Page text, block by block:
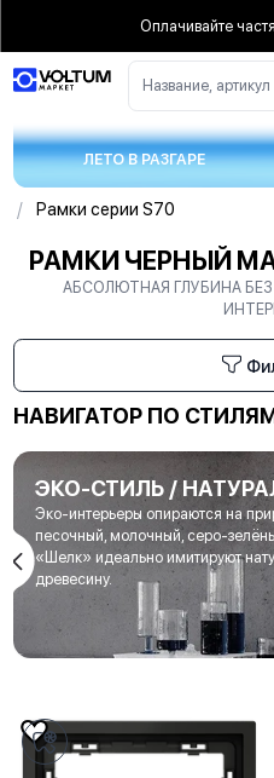
Оплачивайте
Название, артикул
ЛЕТО В РАЗГАРЕ
/ Рамки серии S70
РАМКИ ЧЕРНЫЙ
АБСОЛЮТНАЯ ГЛУБИНА
НАВИГАТОР ПО
ЭКО-СТИЛЬ /
Эко-интерьеры опираются на
песочный, молочный, серо-
«Шелк» идеально имитируют
древесину.